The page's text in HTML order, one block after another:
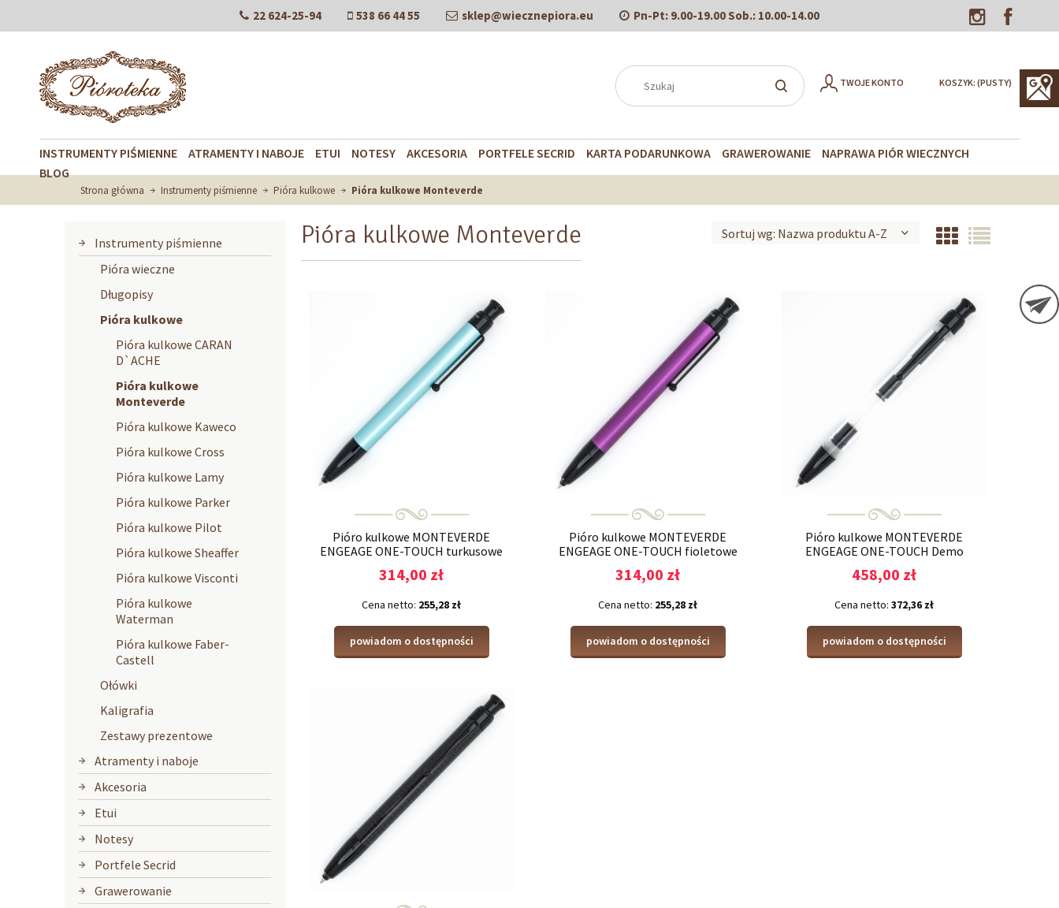
22 624-25-94 538 66 44 55 sklep@wiecznepiora.eu Pn-Pt: 9.00-19.00Sob.: 10.00-14.00
KOSZYK: (PUSTY)
TWOJE KONTO
INSTRUMENTY PIŚMIENNE ATRAMENTY I NABOJE ETUI NOTESY AKCESORIA PORTFELE SECRID KARTA PODARUNKOWA GRAWEROWANIE
NAPRAWA PIÓR WIECZNYCH
BLOG
Strona główna Instrumenty piśmienne Pióra kulkowe Pióra kulkowe Monteverde
Instrumenty piśmienne
Pióra wieczne
Długopisy
Pióra kulkowe
Pióra kulkowe CARAN
D`ACHE
Pióra kulkowe
Monteverde
Pióra kulkowe Kaweco
Pióra kulkowe Cross
Pióra kulkowe Lamy
Pióra kulkowe Parker
Pióra kulkowe Pilot
Pióra kulkowe Sheaffer
Pióra kulkowe Visconti
Pióra kulkowe
Waterman
Pióra kulkowe Faber-
Castell
Ołówki
Kaligrafia
Zestawy prezentowe
Atramenty i naboje
Akcesoria
Etui
Notesy
Portfele Secrid
Grawerowanie
Pióra kulkowe Monteverde Sortuj wg: Nazwa produktu A-Z
Pióro kulkowe MONTEVERDE
ENGEAGE ONE-TOUCH turkusowe
314,00 zł
Cena netto: 255,28 zł
powiadom o dostępności
Pióro kulkowe MONTEVERDE
ENGEAGE ONE-TOUCH fioletowe
314,00 zł
Cena netto: 255,28 zł
powiadom o dostępności
Pióro kulkowe MONTEVERDE
ENGEAGE ONE-TOUCH Demo
458,00 zł
Cena netto: 372,36 zł
powiadom o dostępności